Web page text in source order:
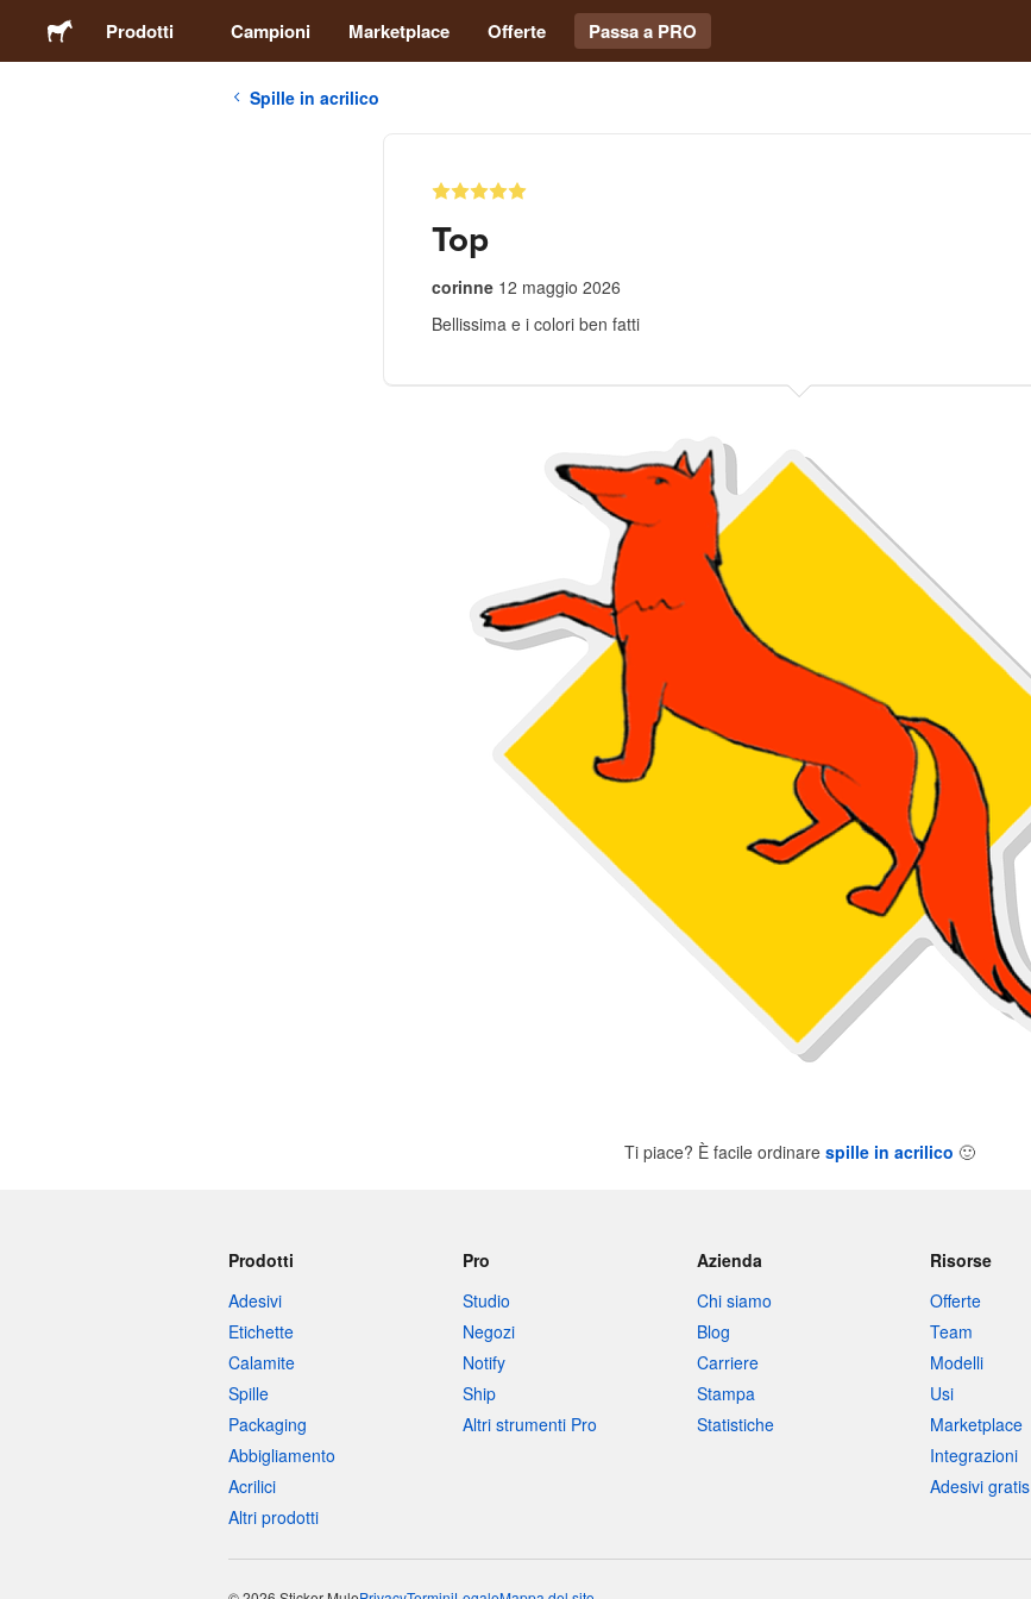
Prodotti Campioni Marketplace Offerte Passa a PRO
Spille in acrilico
Top
corinne 12 maggio 2026
Bellissima e i colori ben fatti
Ti piace? È facile ordinare spille in acrilico 🙂
Prodotti
Adesivi
Etichette
Calamite
Spille
Packaging
Abbigliamento
Acrilici
Altri prodotti
Pro
Studio
Negozi
Notify
Ship
Altri strumenti Pro
Azienda
Chi siamo
Blog
Carriere
Stampa
Statistiche
Risorse
Offerte
Team
Modelli
Usi
Marketplace
Integrazioni
Adesivi gratis